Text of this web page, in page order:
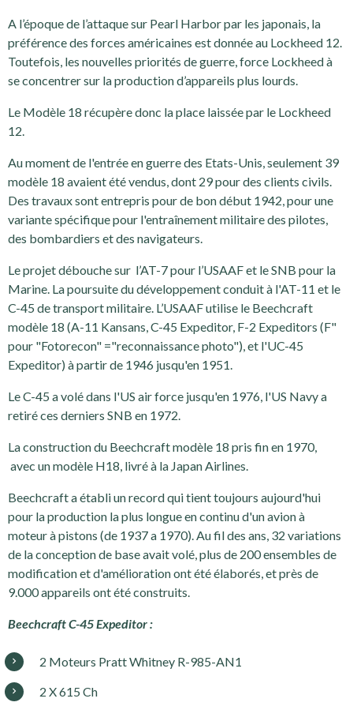
A l’époque de l’attaque sur Pearl Harbor par les japonais, la
préférence des forces américaines est donnée au Lockheed 12.
Toutefois, les nouvelles priorités de guerre, force Lockheed à
se concentrer sur la production d’appareils plus lourds.
Le Modèle 18 récupère donc la place laissée par le Lockheed
12.
Au moment de l'entrée en guerre des Etats-Unis, seulement 39
modèle 18 avaient été vendus, dont 29 pour des clients civils.
Des travaux sont entrepris pour de bon début 1942, pour une
variante spécifique pour l'entraînement militaire des pilotes,
des bombardiers et des navigateurs.
Le projet débouche sur l’AT-7 pour l’USAAF et le SNB pour la
Marine. La poursuite du développement conduit à l'AT-11 et le
C-45 de transport militaire. L’USAAF utilise le Beechcraft
modèle 18 (A-11 Kansans, C-45 Expeditor, F-2 Expeditors (F"
pour "Fotorecon" ="reconnaissance photo"), et l'UC-45
Expeditor) à partir de 1946 jusqu'en 1951.
Le C-45 a volé dans l'US air force jusqu'en 1976, l'US Navy a
retiré ces derniers SNB en 1972.
La construction du Beechcraft modèle 18 pris fin en 1970,
avec un modèle H18, livré à la Japan Airlines.
Beechcraft a établi un record qui tient toujours aujourd'hui
pour la production la plus longue en continu d'un avion à
moteur à pistons (de 1937 a 1970). Au fil des ans, 32 variations
de la conception de base avait volé, plus de 200 ensembles de
modification et d'amélioration ont été élaborés, et près de
9.000 appareils ont été construits.
Beechcraft C-45 Expeditor :
2 Moteurs Pratt Whitney R-985-AN1
2 X 615 Ch